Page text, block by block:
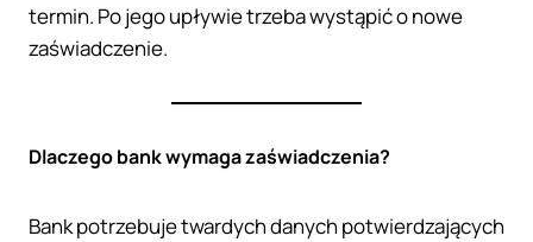
termin. Po jego upływie trzeba wystąpić o nowe
zaświadczenie.
Dlaczego bank wymaga zaświadczenia?
Bank potrzebuje twardych danych potwierdzających